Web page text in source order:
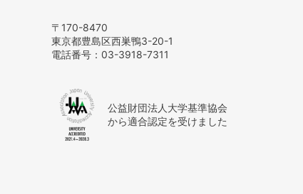
〒170-8470
東京都豊島区西巣鴨3-20-1
電話番号： 03-3918-7311
公益財団法人大学基準協会
から適合認定を受けました